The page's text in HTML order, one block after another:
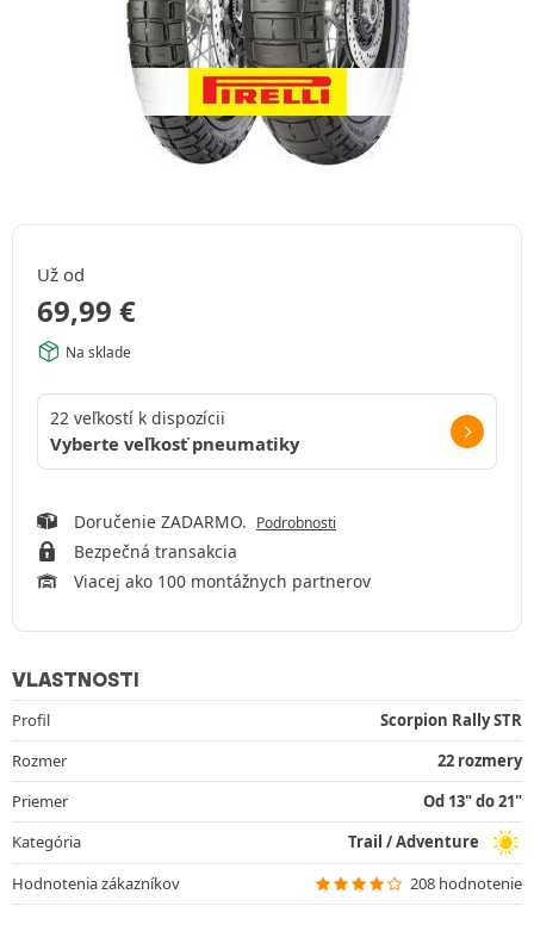
Už od
69,99 €
Na sklade
22 veľkostí k dispozícii
Vyberte veľkosť pneumatiky
Doručenie ZADARMO. Podrobnosti
Bezpečná transakcia
Viacej ako 100 montážnych partnerov
VLASTNOSTI
Profil
Scorpion Rally STR
Rozmer
22 rozmery
Priemer
Od 13" do 21"
Kategória
Trail / Adventure
Hodnotenia zákazníkov
208 hodnotenie